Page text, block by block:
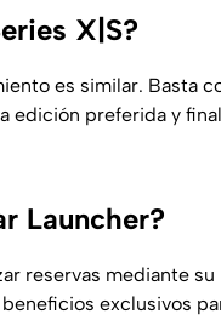
X|S?
es similar. Basta
edición preferida y
Launcher?
reservas mediante
exclusivos